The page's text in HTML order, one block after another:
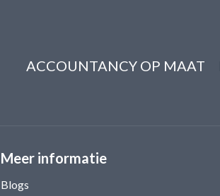
ACCOUNTANCY OP MAAT
Meer informatie
Blogs